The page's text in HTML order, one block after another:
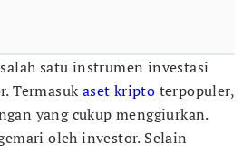
satu instrumen investasi
Termasukaset kripto terpopuler,
yang cukup menggiurkan.
oleh investor. Selain